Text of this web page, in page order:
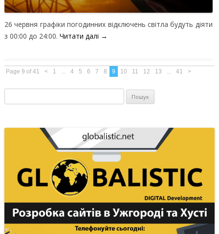
26 червня графіки погодинних відключень світла будуть діяти
з 00:00 до 24:00. Читати далі →
Page 9 of 41 < 1 ... 4 5 6 7 8 9 10 11 12 13 ... 41 >